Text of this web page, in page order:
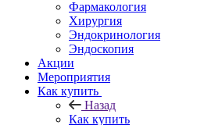
Фармакология
Хирургия
Эндокринология
Эндоскопия
Акции
Мероприятия
Как купить
Назад
Как купить